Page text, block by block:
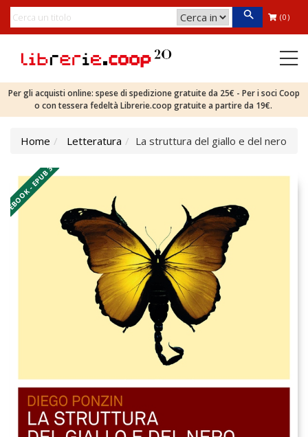
(0)
Per gli acquisti online: spese di spedizione gratuite da 25€ - Per i soci Coop
o con tessera fedeltà Librerie.coop gratuite a partire da 19€.
Home Letteratura La struttura del giallo e del nero
EBOOK - EPUB 3